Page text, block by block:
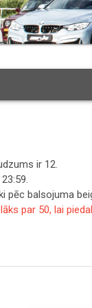
ir 12.
pēc balsojuma
par 50, lai